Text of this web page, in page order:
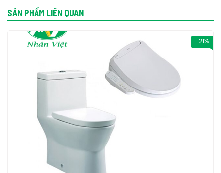
Nội thất Nhân Việt - Địa chỉ bán bồn cầu Caesar CD1348/TAF200H
hai khối nắp rửa điện tử uy tín TPHCM
Nội thất Nhân Việt là địa chỉ phân phối bồn cầu Caesar
tại TPHCM. Cam kết bồn cầu Caesar CD1348/TAF200H hai khối
nắp rửa điện tử chính hãng, chất lượng, bồi hoàn 200% nếu phát
hiện hàng giả. Nội thất Nhân Việt chuyên cung cấp bồn cầu
Caesar CD1348/TAF200H hai khối nắp rửa điện tử và các loại
Liên hệ Nội thất Nhân Việt
SẢN PHẨM LIÊN QUAN
-21%